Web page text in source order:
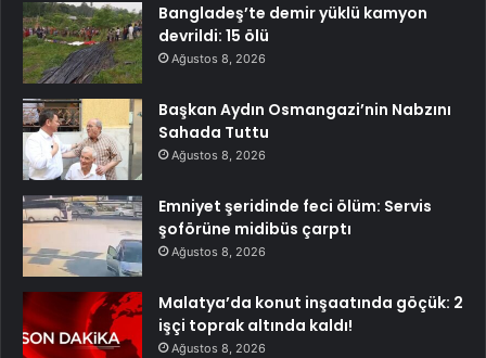
Bangladeş’te demir yüklü kamyon
devrildi: 15 ölü
Ağustos 8, 2026
Başkan Aydın Osmangazi’nin Nabzını
Sahada Tuttu
Ağustos 8, 2026
Emniyet şeridinde feci ölüm: Servis
şoförüne midibüs çarptı
Ağustos 8, 2026
Malatya’da konut inşaatında göçük: 2
işçi toprak altında kaldı!
Ağustos 8, 2026